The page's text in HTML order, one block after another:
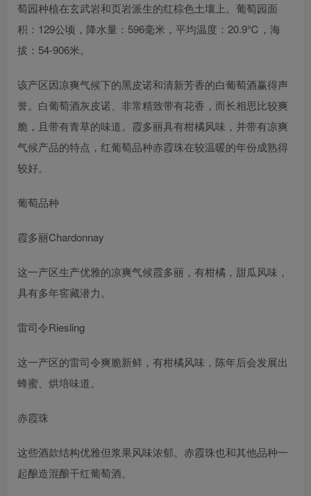
萄园种植在玄武岩和页岩派生的红棕色土壤上。葡萄园面
积：129公顷，降水量：596毫米，平均温度：20.9℃，海
拔：54-906米。
该产区因凉爽气候下的黑皮诺和清新芳香的白葡萄酒赢得声
誉。白葡萄酒灰皮诺、非常精致带有花香，而长相思比较爽
脆，且带有青草的味道。霞多丽具有柑橘风味，并带有凉爽
气候产品的特点，红葡萄品种赤霞珠在较温暖的年份成熟得
较好。
葡萄品种
霞多丽Chardonnay
这一产区生产优雅的凉爽气候霞多丽，有柑橘，甜瓜风味，
具有多年窖藏潜力。
雷司令Riesling
这一产区的雷司令爽脆新鲜，有柑橘风味，陈年后会发展出
蜂蜜、烘培味道。
赤霞珠
这些酒款结构优雅但浆果风味浓郁。赤霞珠也和其他品种一
起酿造混酿干红葡萄酒。